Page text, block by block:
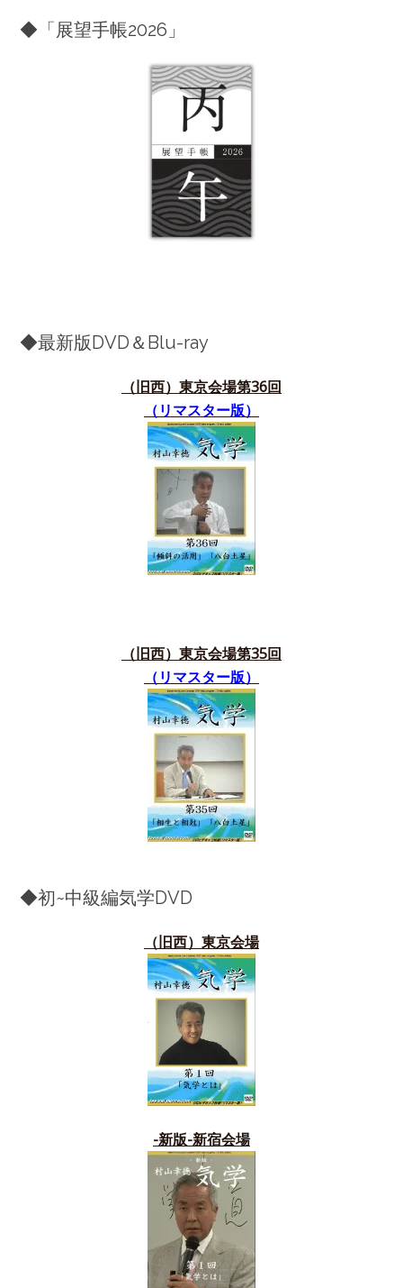
◆「展望手帳2026」
◆最新版DVD＆Blu-ray
（旧西）東京会場第36回
（リマスター版）
（旧西）東京会場第35回
（リマスター版）
◆初~中級編気学DVD
（旧西）東京会場
-新版-新宿会場